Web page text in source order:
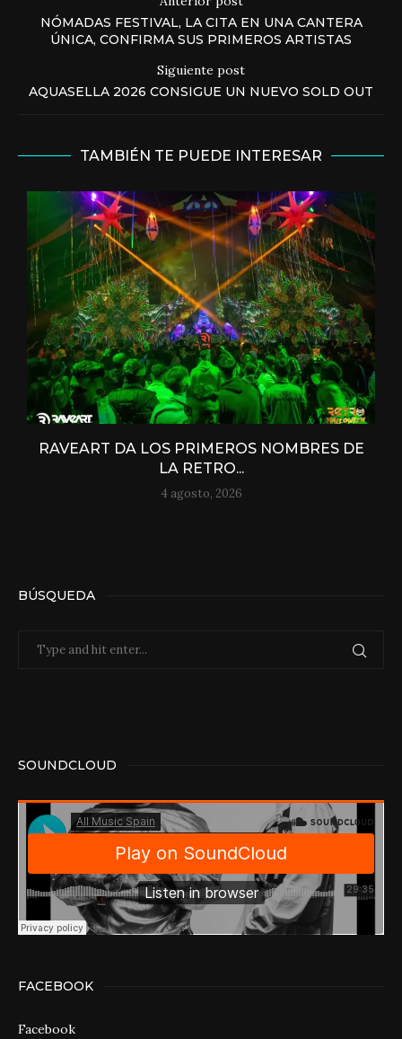
NÓMADAS FESTIVAL, LA CITA EN UNA CANTERA
ÚNICA, CONFIRMA SUS PRIMEROS ARTISTAS
Siguiente post
AQUASELLA 2026 CONSIGUE UN NUEVO SOLD OUT
TAMBIÉN TE PUEDE INTERESAR
RAVEART DA LOS PRIMEROS NOMBRES DE
LA RETRO...
4 agosto, 2026
BÚSQUEDA
SOUNDCLOUD
FACEBOOK
Facebook